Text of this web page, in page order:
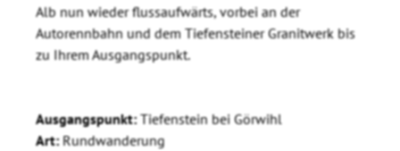
Alb nun wieder flussaufwärts, vorbei an der
Autorennbahn und dem Tiefensteiner Granitwerk bis
zu Ihrem Ausgangspunkt.
Ausgangspunkt:Tiefenstein bei Görwihl
Art:Rundwanderung